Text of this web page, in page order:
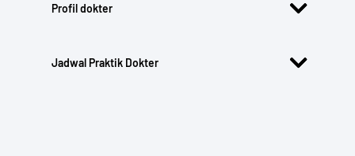
Profil dokter
Jadwal Praktik Dokter